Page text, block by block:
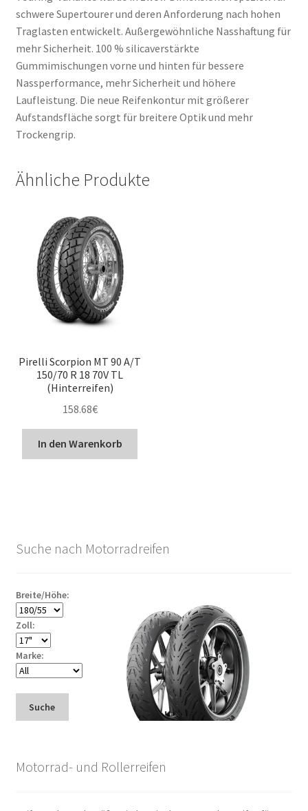
schwere Supertourer und deren Anforderung nach hohen
Traglasten entwickelt. Außergewöhnliche Nasshaftung für
mehr Sicherheit. 100 % silicaverstärkte
Gummimischungen vorne und hinten für bessere
Nassperformance, mehr Sicherheit und höhere
Laufleistung. Die neue Reifenkontur mit größerer
Aufstandsfläche sorgt für breitere Optik und mehr
Trockengrip.
Ähnliche Produkte
Pirelli Scorpion MT 90 A/T
150/70 R 18 70V TL
(Hinterreifen)
158.68€
In den Warenkorb
Suche nach Motorradreifen
Breite/Höhe:
Zoll:
Marke:
Suche
Motorrad- und Rollerreifen